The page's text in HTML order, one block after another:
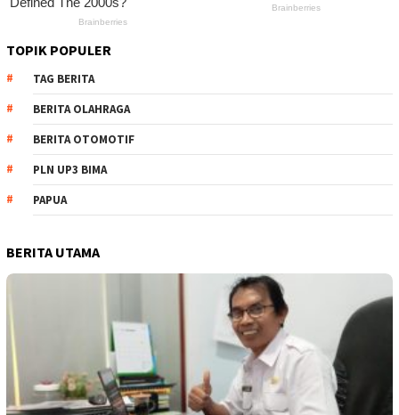
TOPIK POPULER
TAG BERITA
BERITA OLAHRAGA
BERITA OTOMOTIF
PLN UP3 BIMA
PAPUA
BERITA UTAMA